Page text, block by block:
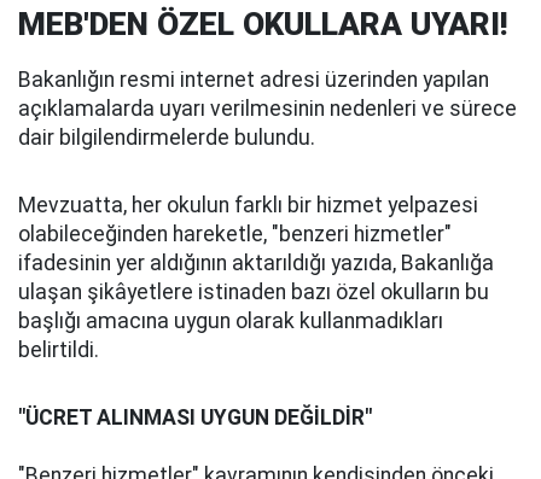
MEB'DEN ÖZEL OKULLARA UYARI!
Bakanlığın resmi internet adresi üzerinden yapılan
açıklamalarda uyarı verilmesinin nedenleri ve sürece
dair bilgilendirmelerde bulundu.
Mevzuatta, her okulun farklı bir hizmet yelpazesi
olabileceğinden hareketle, "benzeri hizmetler"
ifadesinin yer aldığının aktarıldığı yazıda, Bakanlığa
ulaşan şikâyetlere istinaden bazı özel okulların bu
başlığı amacına uygun olarak kullanmadıkları
belirtildi.
"ÜCRET ALINMASI UYGUN DEĞİLDİR"